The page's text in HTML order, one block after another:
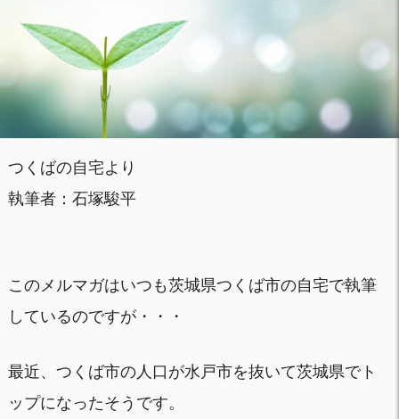
つくばの自宅より
執筆者：石塚駿平
このメルマガはいつも茨城県つくば市の自宅で執筆
しているのですが・・・
最近、つくば市の人口が水戸市を抜いて茨城県でト
ップになったそうです。